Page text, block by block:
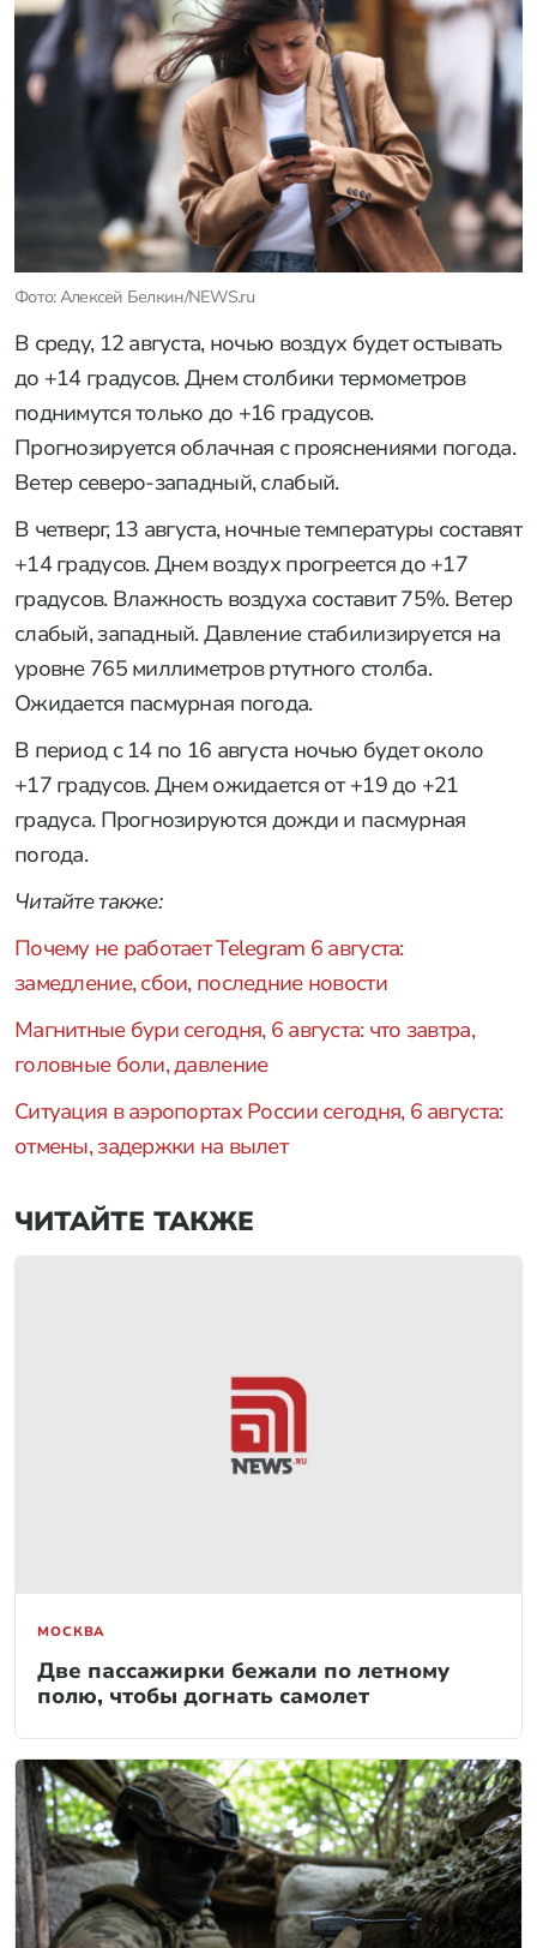
Фото: Алексей Белкин/NEWS.ru
В среду, 12 августа, ночью воздух будет остывать
до +14 градусов. Днем столбики термометров
поднимутся только до +16 градусов.
Прогнозируется облачная с прояснениями погода.
Ветер северо-западный, слабый.
В четверг, 13 августа, ночные температуры составят
+14 градусов. Днем воздух прогреется до +17
градусов. Влажность воздуха составит 75%. Ветер
слабый, западный. Давление стабилизируется на
уровне 765 миллиметров ртутного столба.
Ожидается пасмурная погода.
В период с 14 по 16 августа ночью будет около
+17 градусов. Днем ожидается от +19 до +21
градуса. Прогнозируются дожди и пасмурная
погода.
Читайте также:
Почему не работает Telegram 6 августа:
замедление, сбои, последние новости
Магнитные бури сегодня, 6 августа: что завтра,
головные боли, давление
Ситуация в аэропортах России сегодня, 6 августа:
отмены, задержки на вылет
ЧИТАЙТЕ ТАКЖЕ
МОСКВА
Две пассажирки бежали по летному
полю, чтобы догнать самолет